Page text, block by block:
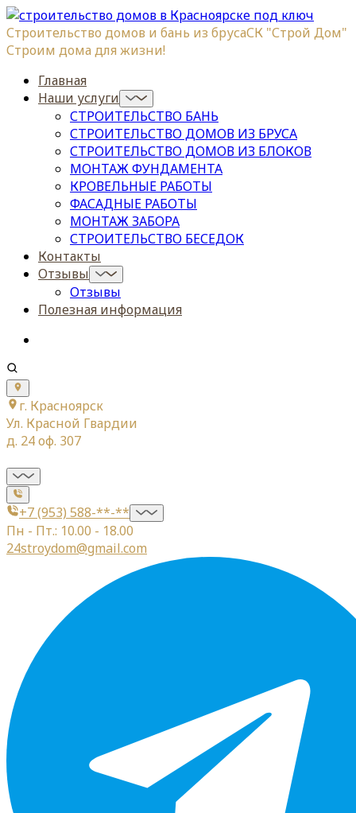
Строительство домов и бань из брусаСК "Строй Дом"
Строим дома для жизни!
Главная
Наши услуги
СТРОИТЕЛЬСТВО БАНЬ
СТРОИТЕЛЬСТВО ДОМОВ ИЗ БРУСА
СТРОИТЕЛЬСТВО ДОМОВ ИЗ БЛОКОВ
МОНТАЖ ФУНДАМЕНТА
КРОВЕЛЬНЫЕ РАБОТЫ
ФАСАДНЫЕ РАБОТЫ
МОНТАЖ ЗАБОРА
СТРОИТЕЛЬСТВО БЕСЕДОК
Контакты
Отзывы
Отзывы
Полезная информация
г. Красноярск
Ул. Красной Гвардии
д. 24 оф. 307
+7 (953) 588-**-**
Пн - Пт.: 10.00 - 18.00
24stroydom@gmail.com